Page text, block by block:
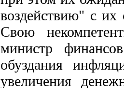
воздействию" с
Свою
министр
обуздания
увеличения